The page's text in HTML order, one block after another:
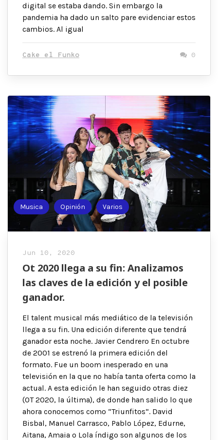
digital se estaba dando. Sin embargo la
pandemia ha dado un salto pare evidenciar estos
cambios. Al igual
Cake el Funko 0
Musica Opinión Varios
Jun 10, 2020
Ot 2020 llega a su fin: Analizamos
las claves de la edición y el posible
ganador.
El talent musical más mediático de la televisión
llega a su fin. Una edición diferente que tendrá
ganador esta noche. Javier Cendrero En octubre
de 2001 se estrenó la primera edición del
formato. Fue un boom inesperado en una
televisión en la que no había tanta oferta como la
actual. A esta edición le han seguido otras diez
(OT 2020, la última), de donde han salido lo que
ahora conocemos como “Triunfitos“. David
Bisbal, Manuel Carrasco, Pablo López, Edurne,
Aitana, Amaia o Lola índigo son algunos de los